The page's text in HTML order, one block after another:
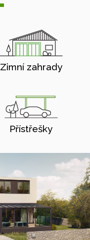
Zimní zahrady
Přístřešky